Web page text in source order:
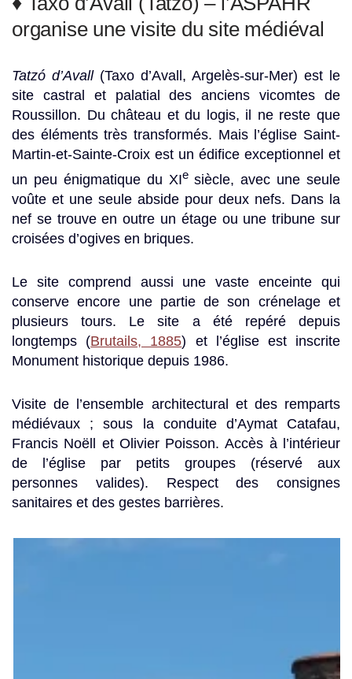
organise une visite du site médiéval
Tatzó d’Avall(Taxo d’Avall, Argelès-sur-Mer) est le
site castral et palatial des anciens vicomtes de
Roussillon. Du château et du logis, il ne reste que
des éléments très transformés. Mais l’église Saint-
Martin-et-Sainte-Croix est un édifice exceptionnel et
un peu énigmatique du XIesiècle, avec une seule
voûte et une seule abside pour deux nefs. Dans la
nef se trouve en outre un étage ou une tribune sur
croisées d’ogives en briques.
Le site comprend aussi une vaste enceinte qui
conserve encore une partie de son crénelage et
plusieurs tours. Le site a été repéré depuis
longtemps (Brutails, 1885) et l’église est inscrite
Monument historique depuis 1986.
Visite de l’ensemble architectural et des remparts
médiévaux ; sous la conduite d’Aymat Catafau,
Francis Noëll et Olivier Poisson.Accès à l’intérieur
de l’église par petits groupes (réservé aux
personnes valides). Respect des consignes
sanitaires et des gestes barrières.